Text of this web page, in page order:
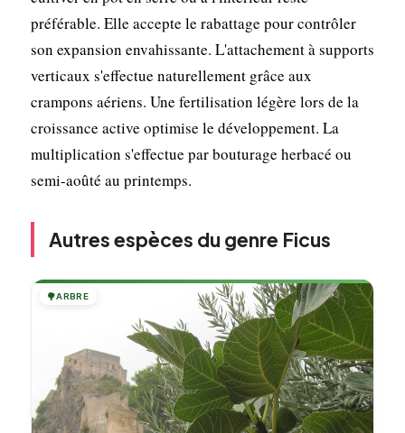
préférable. Elle accepte le rabattage pour contrôler
son expansion envahissante. L'attachement à supports
verticaux s'effectue naturellement grâce aux
crampons aériens. Une fertilisation légère lors de la
croissance active optimise le développement. La
multiplication s'effectue par bouturage herbacé ou
semi-aoûté au printemps.
Autres espèces du genre Ficus
🌳ARBRE